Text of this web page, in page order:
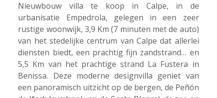
Nieuwbouw villa te koop in Calpe, in de
urbanisatie Empedrola, gelegen in een zeer
rustige woonwijk, 3,9 Km (7 minuten met de auto)
van het stedelijke centrum van Calpe dat allerlei
diensten biedt, een prachtig fijn zandstrand… en
5,5 Km van het prachtige strand La Fustera in
Benissa. Deze moderne designvilla geniet van
een panoramisch uitzicht op de bergen, de Peñón